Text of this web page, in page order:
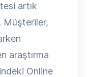
artık
Müşteriler,
araştırma
Online